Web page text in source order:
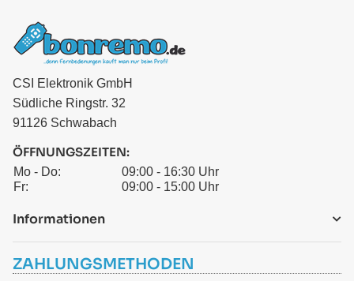
CSI Elektronik GmbH
Südliche Ringstr. 32
91126 Schwabach
ÖFFNUNGSZEITEN:
Mo - Do:
09:00 - 16:30 Uhr
Fr:
09:00 - 15:00 Uhr
Informationen
ZAHLUNGSMETHODEN